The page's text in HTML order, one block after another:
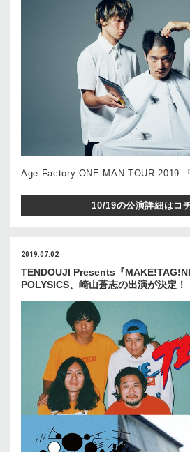
Age Factory ONE MAN TOUR 2019 『
10/19の公演詳細はコ
2019.07.02
TENDOUJI Presents『
POLYSICS、崎山蒼志の出演が決定！